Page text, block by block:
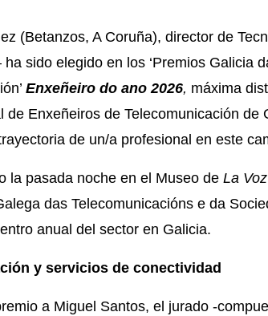
(Betanzos, A Coruña), director de
ha sido elegido en los ‘Premios Galicia
Enxeñeiro do ano 2026, máxima
de Enxeñeiros de Telecomunicación de
de un/a profesional en este
la pasada noche en el Museo de La
das Telecomunicacións e da
anual del sector en Galicia.
y servicios de conectividad
a Miguel Santos, el jurado -